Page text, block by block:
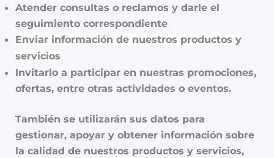
Atender consultas o reclamos y darle el
seguimiento correspondiente
Enviar información de nuestros productos y
servicios
Invitarlo a participar en nuestras promociones,
ofertas, entre otras actividades o eventos.
También se utilizarán sus datos para
gestionar, apoyar y obtener información sobre
la calidad de nuestros productos y servicios,